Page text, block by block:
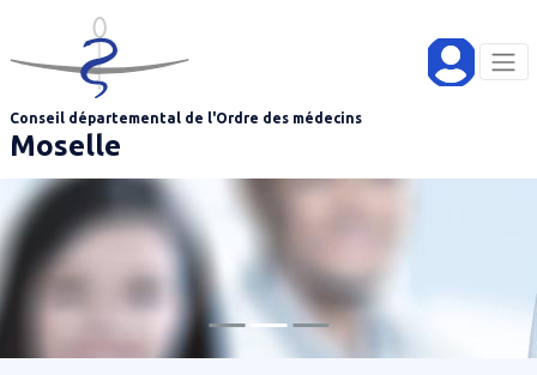
Aller au contenu principal
Conseil départemental de l'Ordre des médecins
Moselle
Panneau de gestion des cookies